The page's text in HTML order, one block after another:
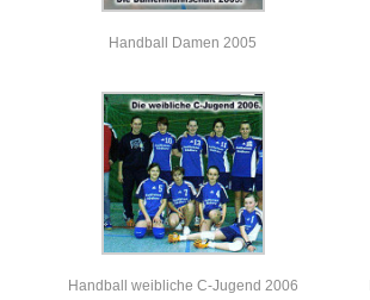
Handball Damen 2005
Handball weibliche C-Jugend 2006